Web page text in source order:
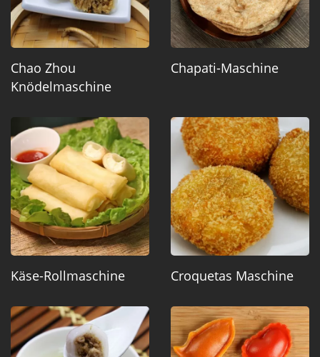
Chao Zhou
Knödelmaschine
Chapati-Maschine
Käse-Rollmaschine Croquetas Maschine